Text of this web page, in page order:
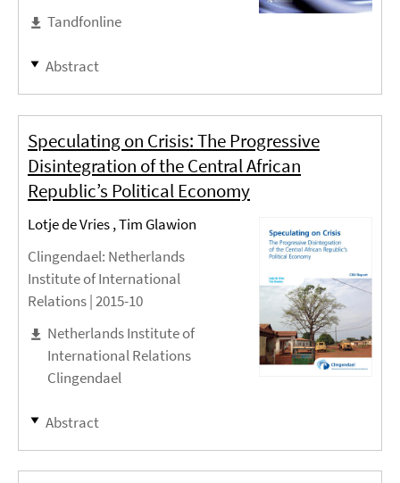
Tandfonline
Abstract
Speculating on Crisis: The Progressive
Disintegration of the Central African
Republic’s Political Economy
Lotje de Vries , Tim Glawion
Clingendael: Netherlands
Institute of International
Relations |2015-10
Netherlands Institute of
International Relations
Clingendael
Abstract